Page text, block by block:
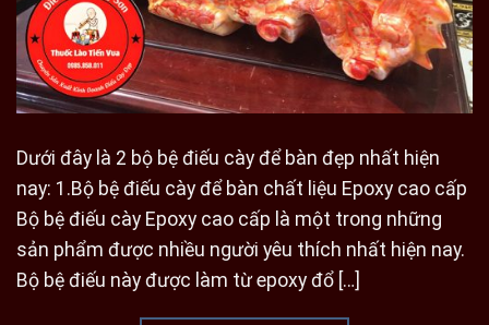
Dưới đây là 2 bộ bệ điếu cày để bàn đẹp nhất hiện
nay: 1.Bộ bệ điếu cày để bàn chất liệu Epoxy cao cấp
Bộ bệ điếu cày Epoxy cao cấp là một trong những
sản phẩm được nhiều người yêu thích nhất hiện nay.
Bộ bệ điếu này được làm từ epoxy đổ […]